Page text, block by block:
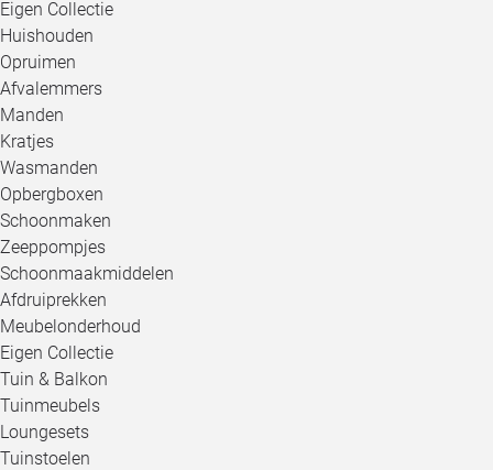
Eigen Collectie
Huishouden
Opruimen
Afvalemmers
Manden
Kratjes
Wasmanden
Opbergboxen
Schoonmaken
Zeeppompjes
Schoonmaakmiddelen
Afdruiprekken
Meubelonderhoud
Eigen Collectie
Tuin & Balkon
Tuinmeubels
Loungesets
Tuinstoelen